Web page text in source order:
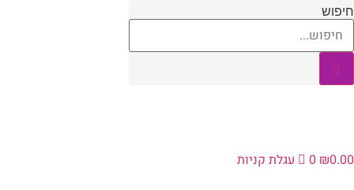
דלג
לתוכן
חיפוש
₪0.00
0 עגלת קניות